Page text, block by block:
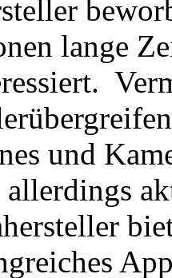
lange
und
allerdings